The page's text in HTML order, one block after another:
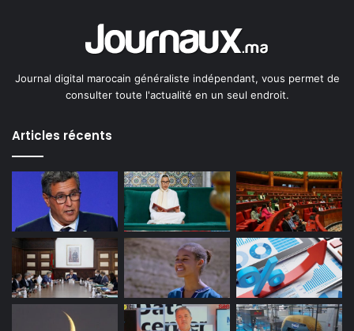
Journal digital marocain généraliste indépendant, vous permet de
consulter toute l'actualité en un seul endroit.
Articles récents